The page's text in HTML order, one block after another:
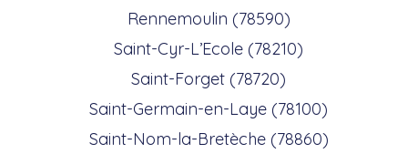
Rennemoulin (78590)
Saint-Cyr-L’Ecole (78210)
Saint-Forget (78720)
Saint-Germain-en-Laye (78100)
Saint-Nom-la-Bretèche (78860)